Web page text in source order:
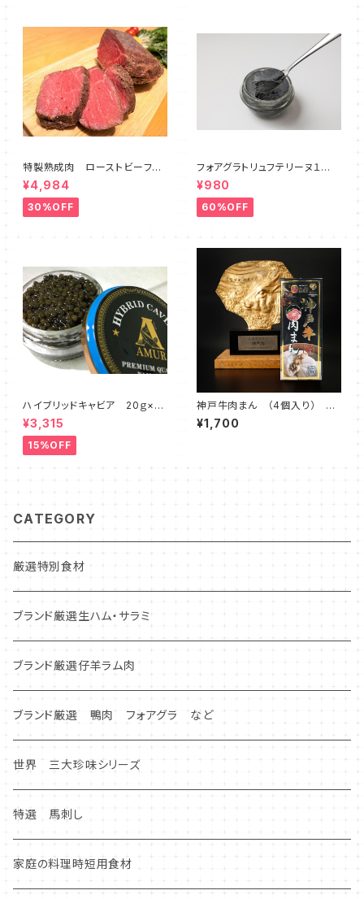
特製熟成肉 ローストビーフ
(約600g-800g)ソース、レホ
ール付き
¥4,984
30%OFF
フォアグラトリュフテリーヌ１
瓶 フォワグラ１００％使用 絶
品トリュフ風味 テリーヌ５０
ｇ
¥980
60%OFF
ハイブリッドキャビア 20ｇ×１
瓶 ハイブリッド種 中国産
¥3,315
15%OFF
神戸牛肉まん （4個入り） 皇
蘭 神戸南京町
¥1,700
CATEGORY
厳選特別食材
ブランド厳選生ハム・サラミ
ブランド厳選仔羊ラム肉
ブランド厳選 鴨肉 フォアグラ など
世界 三大珍味シリーズ
特選 馬刺し
家庭の料理時短用食材